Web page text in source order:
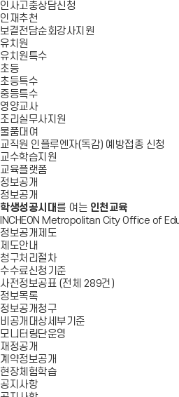
인사고충상담신청
인재추천
보결전담순회강사지원
유치원
유치원특수
초등
초등특수
중등특수
영양교사
조리실무사지원
물품대여
교직원 인플루엔자(독감) 예방접종 신청
교수학습지원
교육플랫폼
정보공개
정보공개
학생성공시대 를 여는 인천교육
INCHEON Metropolitan City Office of
정보공개제도
제도안내
청구처리절차
수수료신청기준
사전정보공표 (전체 289건)
정보목록
정보공개청구
비공개대상세부기준
모니터링단운영
재정공개
계약정보공개
현장체험학습
공지사항